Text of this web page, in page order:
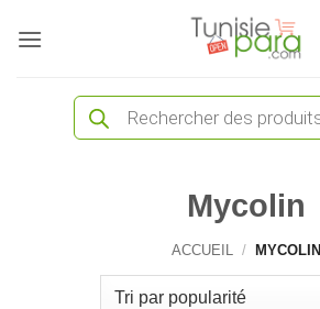
Recherche
produits
Mycolin
ACCUEIL / MYCOLIN